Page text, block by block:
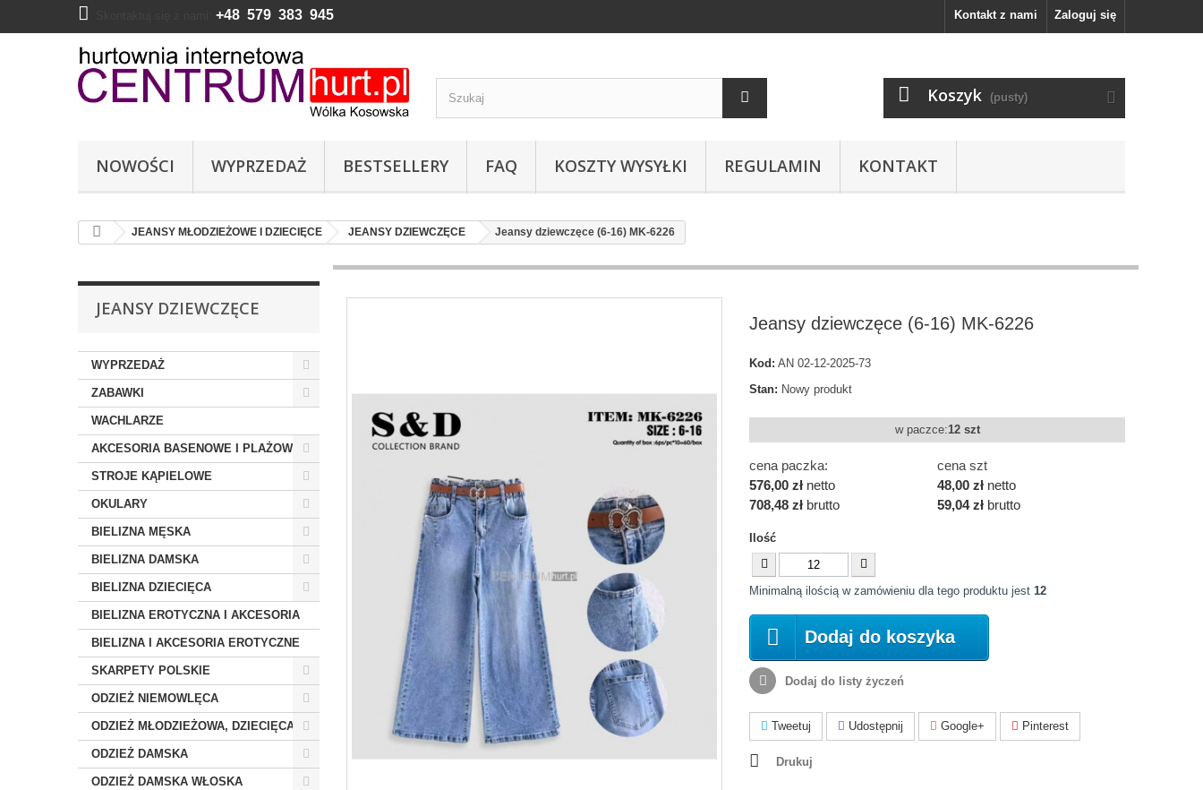
Zaloguj się
Kontakt z nami
+48 579 383 945
Koszyk (pusty)
NOWOŚCI WYPRZEDAŻ BESTSELLERY FAQ KOSZTY WYSYŁKI REGULAMIN KONTAKT
JEANSY MŁODZIEŻOWE I DZIECIĘCE JEANSY DZIEWCZĘCE Jeansy dziewczęce (6-16) MK-6226
JEANSY DZIEWCZĘCE
WYPRZEDAŻ
ZABAWKI
WACHLARZE
AKCESORIA BASENOWE I PLAŻOWE
STROJE KĄPIELOWE
OKULARY
BIELIZNA MĘSKA
BIELIZNA DAMSKA
BIELIZNA DZIECIĘCA
BIELIZNA EROTYCZNA I AKCESORIA
BIELIZNA I AKCESORIA EROTYCZNE
SKARPETY POLSKIE
ODZIEŻ NIEMOWLĘCA
ODZIEŻ MŁODZIEŻOWA, DZIECIĘCA
ODZIEŻ DAMSKA
ODZIEŻ DAMSKA WŁOSKA
Jeansy dziewczęce (6-16) MK-6226
Kod: AN 02-12-2025-73
Stan: Nowy produkt
w paczce:12 szt
cena paczka:
576,00 zł netto
708,48 zł brutto
cena szt
48,00 zł netto
59,04 zł brutto
Ilość
Minimalną ilością w zamówieniu dla tego produktu jest 12
Dodaj do koszyka
Dodaj do listy życzeń
Tweetuj Udostępnij Google+ Pinterest
Drukuj